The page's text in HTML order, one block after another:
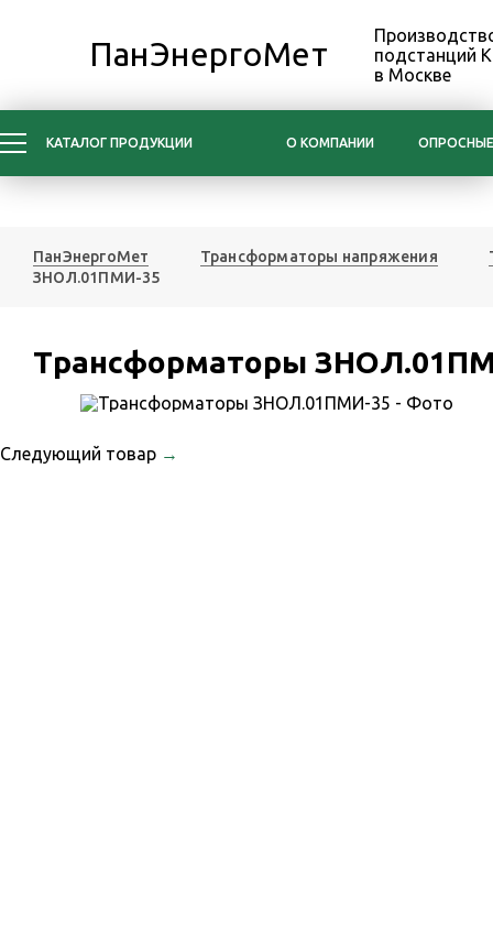
ПанЭнергоМет
подстанций
в Москве
КАТАЛОГ ПРОДУКЦИИ О КОМПАНИИ
ПанЭнергоМет Трансформаторы напряжения
ЗНОЛ.01ПМИ-35
Трансформаторы
Следующий товар →